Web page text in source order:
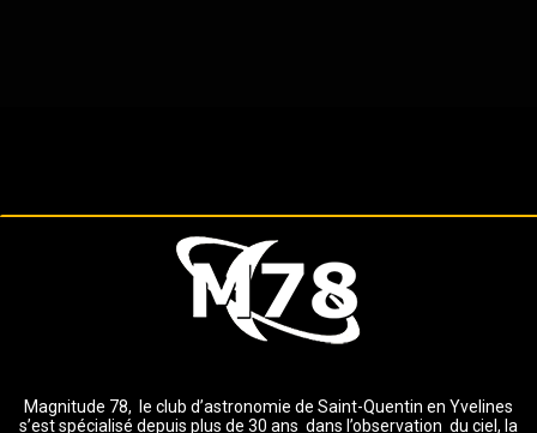
Magnitude 78, le club d’astronomie de Saint-Quentin en Yvelines
s’est spécialisé depuis plus de 30 ans dans l’observation du ciel, la